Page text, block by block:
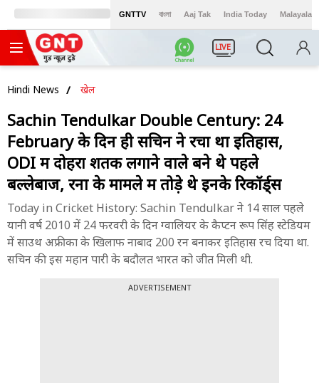
GNTTV বাংলা Aaj Tak India Today Malayalam
LIVE
Hindi News खेल
Sachin Tendulkar Double Century: 24
February के दिन ही सचिन ने रचा था इतिहास,
ODI में दोहरा शतक लगाने वाले बने थे पहले
बल्लेबाज, रनों के मामले में तोड़े थे इनके रिकॉर्ड्स
Today in Cricket History: Sachin Tendulkar ने 14 साल पहले
यानी वर्ष 2010 में 24 फरवरी के दिन ग्वालियर के कैप्टन रूप सिंह स्टेडियम
में साउथ अफ्रीका के खिलाफ नाबाद 200 रन बनाकर इतिहास रच दिया था.
सचिन की इस महान पारी के बदौलत भारत को जीत मिली थी.
ADVERTISEMENT